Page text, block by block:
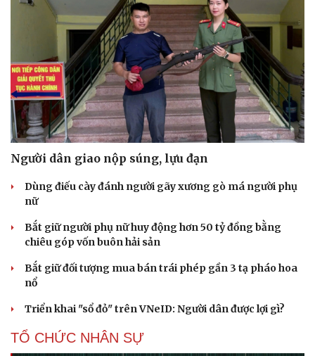
Người dân giao nộp súng, lựu đạn
Dùng điếu cày đánh người gãy xương gò má người phụ
nữ
Bắt giữ người phụ nữ huy động hơn 50 tỷ đồng bằng
chiêu góp vốn buôn hải sản
Bắt giữ đối tượng mua bán trái phép gần 3 tạ pháo hoa
nổ
Triển khai "sổ đỏ" trên VNeID: Người dân được lợi gì?
TỔ CHỨC NHÂN SỰ